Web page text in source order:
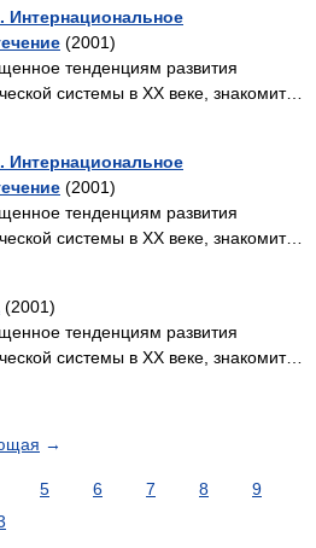
Интернациональное
(2001)
тенденциям развития
системы в XX веке, знакомит…
Интернациональное
(2001)
тенденциям развития
системы в XX веке, знакомит…
(2001)
тенденциям развития
системы в XX веке, знакомит…
→
5 6 7 8
9